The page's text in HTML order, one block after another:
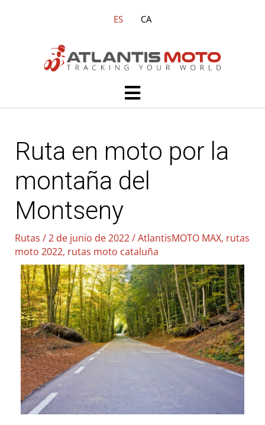
ES CA
Main
Menu
Ruta en moto por la
montaña del
Montseny
Rutas /2 de junio de 2022/AtlantisMOTO MAX, rutas
moto 2022, rutas moto cataluña